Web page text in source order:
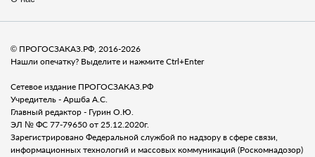
© ПРОГОСЗАКАЗ.РФ, 2016-2026
Нашли опечатку? Выделите и нажмите Ctrl+Enter
Сетевое издание ПРОГОСЗАКАЗ.РФ
Учредитель - Аршба А.С.
Главный редактор - Гурин О.Ю.
ЭЛ № ФС 77-79650 от 25.12.2020г.
Зарегистрировано Федеральной службой по надзору в сфере связи,
информационных технологий и массовых коммуникаций (Роскомнадозор)